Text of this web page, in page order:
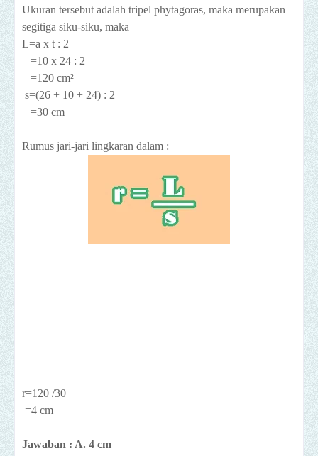
Ukuran tersebut adalah tripel phytagoras, maka merupakan
segitiga siku-siku, maka
L=a x t : 2
=10 x 24 : 2
=120 cm²
s=(26 + 10 + 24) : 2
=30 cm
Rumus jari-jari lingkaran dalam :
r=120 /30
=4 cm
Jawaban : A. 4 cm